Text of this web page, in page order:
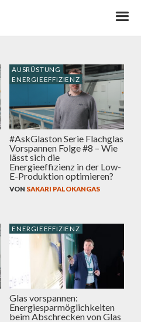
AUSRÜSTUNG
ENERGIEEFFIZIENZ
#AskGlaston Serie Flachglas
Vorspannen Folge #8 – Wie
lässt sich die
Energieeffizienz in der Low-
E-Produktion optimieren?
VON SAKARI PALOKANGAS
ENERGIEEFFIZIENZ
Glas vorspannen:
Energiesparmöglichkeiten
beim Abschrecken von Glas